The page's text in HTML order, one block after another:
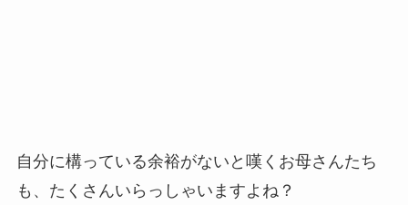
自分に構っている余裕がないと嘆くお母さんたち
も、たくさんいらっしゃいますよね？